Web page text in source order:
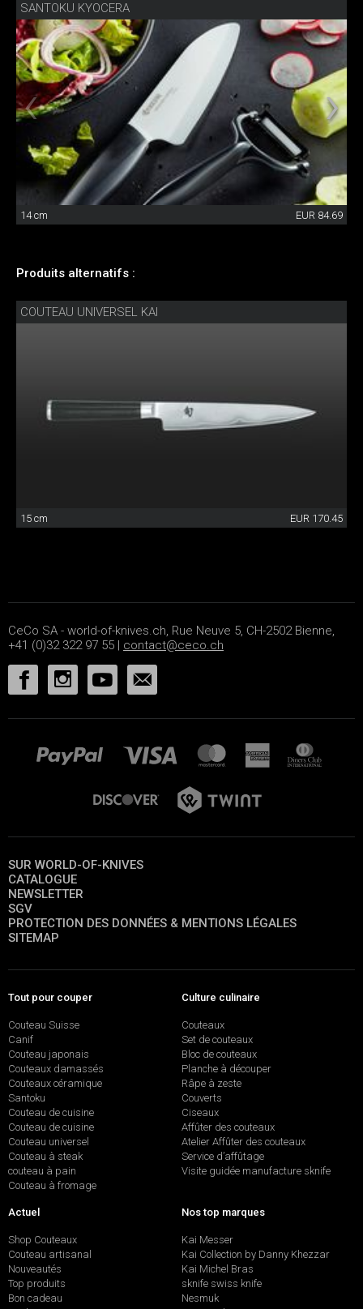
SANTOKU KYOCERA
14 cm EUR 84.69
Produits alternatifs :
COUTEAU UNIVERSEL KAI
15 cm EUR 170.45
CeCo SA - world-of-knives.ch, Rue Neuve 5, CH-2502 Bienne,
+41 (0)32 322 97 55 | contact@ceco.ch
SUR WORLD-OF-KNIVES
CATALOGUE
NEWSLETTER
SGV
PROTECTION DES DONNÉES & MENTIONS LÉGALES
SITEMAP
Tout pour couper
Couteau Suisse
Canif
Couteau japonais
Couteaux damassés
Couteaux céramique
Santoku
Couteau de cuisine
Couteau de cuisine
Couteau universel
Couteau à steak
couteau à pain
Couteau à fromage
Culture culinaire
Couteaux
Set de couteaux
Bloc de couteaux
Planche à découper
Râpe à zeste
Couverts
Ciseaux
Affûter des couteaux
Atelier Affûter des couteaux
Service d’affûtage
Visite guidée manufacture sknife
Actuel
Shop Couteaux
Couteau artisanal
Nouveautés
Top produits
Bon cadeau
Nos top marques
Kai Messer
Kai Collection by Danny Khezzar
Kai Michel Bras
sknife swiss knife
Nesmuk